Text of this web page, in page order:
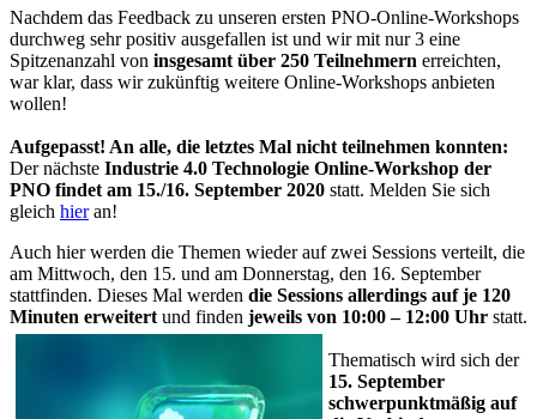
Nachdem das Feedback zu unseren ersten PNO-Online-Workshops
durchweg sehr positiv ausgefallen ist und wir mit nur 3 eine
Spitzenanzahl von insgesamt über 250 Teilnehmern erreichten,
war klar, dass wir zukünftig weitere Online-Workshops anbieten
wollen!
Aufgepasst! An alle, die letztes Mal nicht teilnehmen konnten:
Der nächste Industrie 4.0 Technologie Online-Workshop der
PNO findet am 15./16. September 2020 statt. Melden Sie sich
gleich hieran!
Auch hier werden die Themen wieder auf zwei Sessions verteilt, die
am Mittwoch, den 15. und am Donnerstag, den 16. September
stattfinden. Dieses Mal werden die Sessions allerdings auf je 120
Minuten erweitert und finden jeweils von 10:00 – 12:00 Uhr statt.
Thematisch wird sich der
15. September
schwerpunktmäßig auf